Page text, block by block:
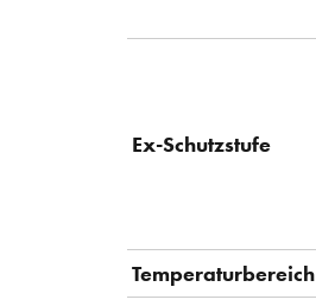
Ex-Schutzstufe
Temperaturbereich